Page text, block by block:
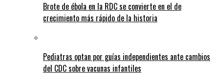
Brote de ébola en la RDC se convierte en el de
crecimiento más rápido de la historia
Pediatras optan por guías independientes ante cambios
del CDC sobre vacunas infantiles